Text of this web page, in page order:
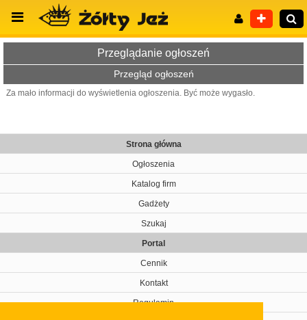
Przeglądanie ogłoszeń
Przegląd ogłoszeń
Za mało informacji do wyświetlenia ogłoszenia. Być może wygasło.
Strona główna
Ogłoszenia
Katalog firm
Gadżety
Szukaj
Portal
Cennik
Kontakt
Regulamin